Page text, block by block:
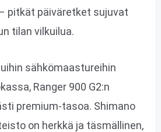
pitkät päiväretket sujuvat
tilan vilkuilua.
sähkömaastureihin
Ranger 900 G2:n
premium-tasoa. Shimano
on herkkä ja täsmällinen,